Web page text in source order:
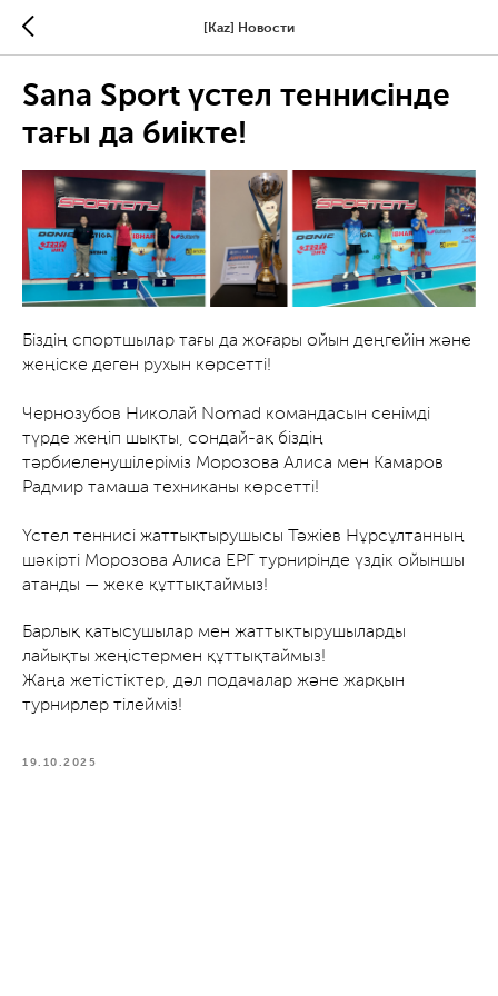
[Kaz] Новости
Sana Sport үстел теннисінде
тағы да биікте!
Біздің спортшылар тағы да жоғары ойын деңгейін және
жеңіске деген рухын көрсетті!
Чернозубов Николай Nomad командасын сенімді
түрде жеңіп шықты, сондай-ақ біздің
тәрбиеленушілеріміз Морозова Алиса мен Камаров
Радмир тамаша техниканы көрсетті!
Үстел теннисі жаттықтырушысы Тәжіев Нұрсұлтанның
шәкірті Морозова Алиса ЕРГ турнирінде үздік ойыншы
атанды — жеке құттықтаймыз!
Барлық қатысушылар мен жаттықтырушыларды
лайықты жеңістермен құттықтаймыз!
Жаңа жетістіктер, дәл подачалар және жарқын
турнирлер тілейміз!
19.10.2025